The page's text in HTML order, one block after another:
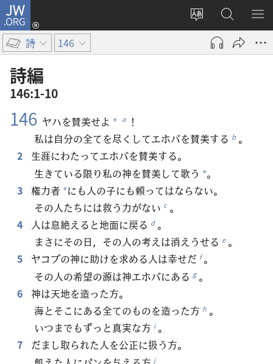
JW.ORG
サ
ト
え
ロ
グ
ン
で
く）
JW.ORG
の
検
メ
を
詩 146
詩編
146:1-10
146 ヤハを賛美せよ * a
！
私は自分の全てを尽くしてエホバを賛美する b 。
2
生涯にわたってエホバを賛美する。
生きている限り私の神を賛美して歌う *。
3 権力者 *にも人の子にも頼ってはならない。
その人たちには救う力がない c 。
4
人は息絶えると地面に戻る d 。
まさにその日，その人の考えは消えうせる e 。
5
ヤコブの神に助けを求める人は幸せだ f 。
その人の希望の源は神エホバにある g 。
6
神は天地を造った方。
海とそこにある全てのものを造った方 h 。
いつまでもずっと真実な方 i 。
7
だまし取られた人を公正に扱う方。
j